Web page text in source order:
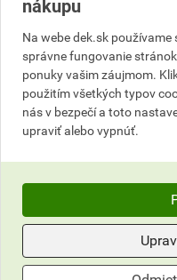
1,07 EUR celkom s DPH
Zákaznícke centrum
nákupu
Na webe dek.sk
správne fungovanie
ponuky vašim záujmom.
použitím všetkých typov
nás v bezpečí a toto
upraviť alebo vypnúť.